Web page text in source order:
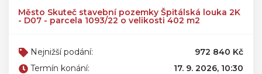
Město Skuteč stavební pozemky Špitálská louka 2K
- D07 - parcela 1093/22 o velikosti 402 m2
Nejnižší podání:
972 840 Kč
Termín konání:
17. 9. 2026, 10:30